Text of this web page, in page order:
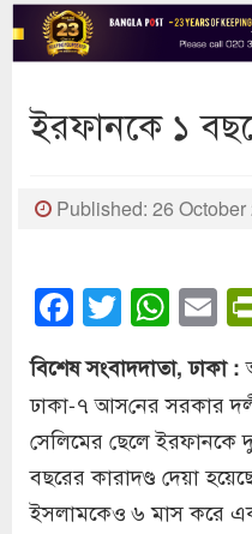
ইরফানকে ১
Published: 26 October
Facebook
Twitter
বিশেষ সংবাদদাতা, ঢাকা :
ঢাকা-৭ আস‌নের সরকার
সেলিমের ছেলে ইরফানকে
বছরের কারাদণ্ড দেয়া
ইসলামকেও ৬ মাস করে এক